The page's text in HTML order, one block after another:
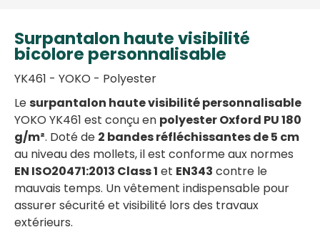
Surpantalon haute visibilité
bicolore personnalisable
YK461 - YOKO - Polyester
Lesurpantalon haute visibilité personnalisable
YOKO YK461 est conçu en polyester Oxford PU 180
g/m². Doté de 2 bandes réfléchissantes de 5 cm
au niveau des mollets, il est conforme aux normes
EN ISO20471:2013 Class 1 et EN343 contre le
mauvais temps. Un vêtement indispensable pour
assurer sécurité et visibilité lors des travaux
extérieurs.